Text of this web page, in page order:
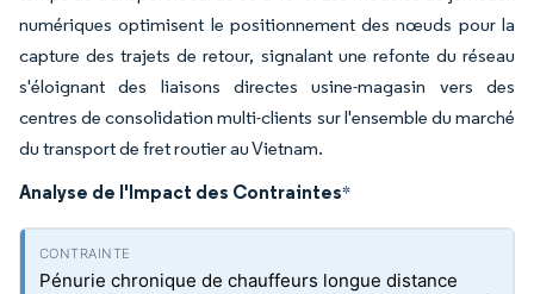
numériques optimisent le positionnement des nœuds pour la
capture des trajets de retour, signalant une refonte du réseau
s'éloignant des liaisons directes usine-magasin vers des
centres de consolidation multi-clients sur l'ensemble du marché
du transport de fret routier au Vietnam.
Analyse de l'Impact des Contraintes*
Pénurie chronique de chauffeurs longue distance